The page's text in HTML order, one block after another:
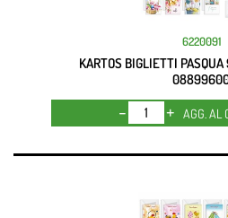
6220091
KARTOS BIGLIETTI
Quantità
AGG. AL